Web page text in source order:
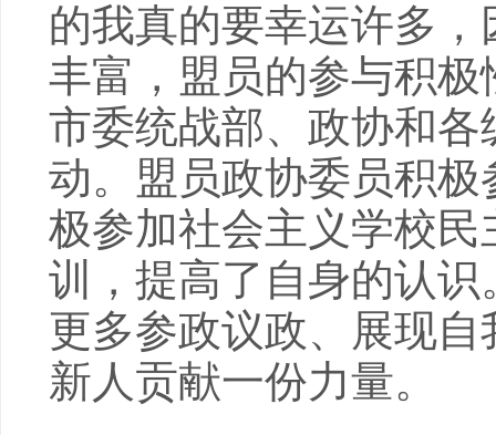
的我真的要幸运许多
丰富，盟员的参与积
市委统战部、政协和
动。盟员政协委员积
极参加社会主义学校
训，提高了自身的认
更多参政议政、展现
新人贡献一份力量。